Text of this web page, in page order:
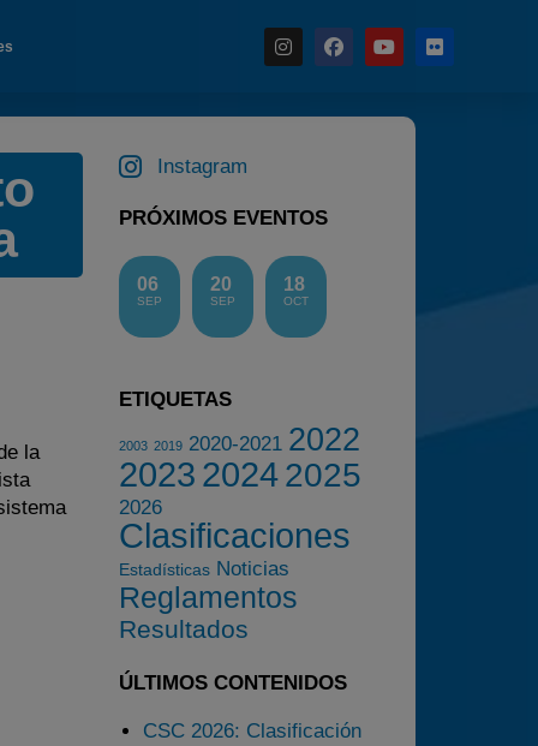
Calendario
Campeonato
Preguntas Frecuentes
la
Instagram
PRÓXIMOS EVENTOS
06
SEP
20
SEP
18
OCT
ETIQUETAS
2003 2019 2020-2021 2022
2023 20242025
2026
Clasificaciones
Estadísticas Noticias
Reglamentos
Resultados
ÚLTIMOS CONTENIDOS
CSC 2026: Clasificación